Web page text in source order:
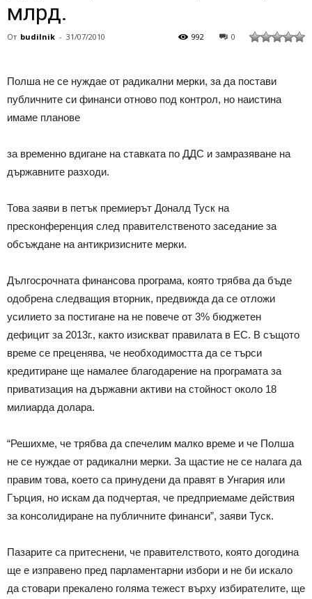
млрд.
От budilnik - 31/07/2010 0
992
Полша не се нуждае от радикални мерки, за да постави
публичните си финанси отново под контрол, но наистина
имаме планове
за временно вдигане на ставката по ДДС и замразяване на
държавните разходи.
Това заяви в петък премиерът Доналд Туск на
пресконференция след правителственото заседание за
обсъждане на антикризисните мерки.
Дългосрочната финансова програма, която трябва да бъде
одобрена следващия вторник, предвижда да се отложи
усилието за постигане на не повече от 3% бюджетен
дефицит за 2013г., както изискват правилата в ЕС. В същото
време се преценява, че необходимостта да се търси
кредитиране ще намалее благодарение на програмата за
приватизация на държавни активи на стойност около 18
милиарда долара.
“Решихме, че трябва да спечелим малко време и че Полша
не се нуждае от радикални мерки. За щастие не се налага да
правим това, което са принудени да правят в Унгария или
Гърция, но искам да подчертая, че предприемаме действия
за консолидиране на публичните финанси”, заяви Туск.
Пазарите са притеснени, че правителството, която догодина
ще е изправено пред парламентарни избори и не би искало
да стовари прекалено голяма тежест върху избирателите, ще